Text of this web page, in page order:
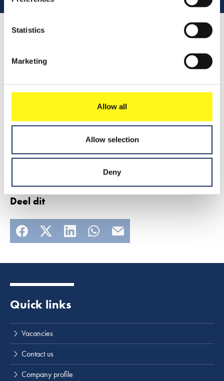
Statistics
Marketing
Allow all
Allow selection
Deny
Lees
Lees meer
Samenvatting
Persbericht
Deel dit
Quick links
Vacancies
Contact us
Company profile